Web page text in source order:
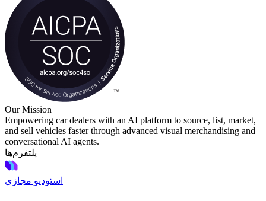
Our Mission
Empowering car dealers with an AI platform to source, list, market,
and sell vehicles faster through advanced visual merchandising and
conversational AI agents.
پلتفرم‌ها
استودیو مجازی